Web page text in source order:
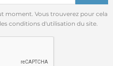
moment. Vous trouverez pour cela
conditions d'utilisation du site.